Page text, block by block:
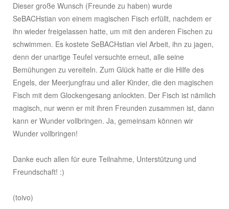
Dieser große Wunsch (Freunde zu haben) wurde
SeBACHstian von einem magischen Fisch erfüllt, nachdem er
ihn wieder freigelassen hatte, um mit den anderen Fischen zu
schwimmen. Es kostete SeBACHstian viel Arbeit, ihn zu jagen,
denn der unartige Teufel versuchte erneut, alle seine
Bemühungen zu vereiteln. Zum Glück hatte er die Hilfe des
Engels, der Meerjungfrau und aller Kinder, die den magischen
Fisch mit dem Glockengesang anlockten. Der Fisch ist nämlich
magisch, nur wenn er mit ihren Freunden zusammen ist, dann
kann er Wunder vollbringen. Ja, gemeinsam können wir
Wunder vollbringen!
Danke euch allen für eure Teilnahme, Unterstützung und
Freundschaft! :)
(toivo)